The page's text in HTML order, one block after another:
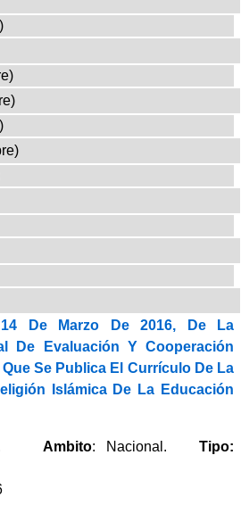
De Marzo De 2016, De La
De Evaluación Y Cooperación
Se Publica El Currículo De La
Islámica De La Educación
Ambito: Nacional.Tipo: